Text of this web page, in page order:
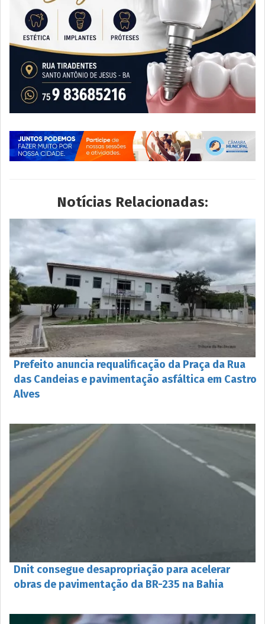
Notícias Relacionadas:
Prefeito anuncia requalificação da Praça da Rua
das Candeias e pavimentação asfáltica em Castro
Alves
Dnit consegue desapropriação para acelerar
obras de pavimentação da BR-235 na Bahia